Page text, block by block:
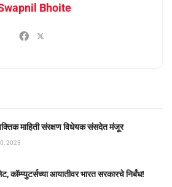
Bhoite
माहिती संरक्षण विधेयक संसदेत मंजूर
2023
कॉम्प्युटर्सच्या आयातीवर भारत सरकारचे निर्बंध!